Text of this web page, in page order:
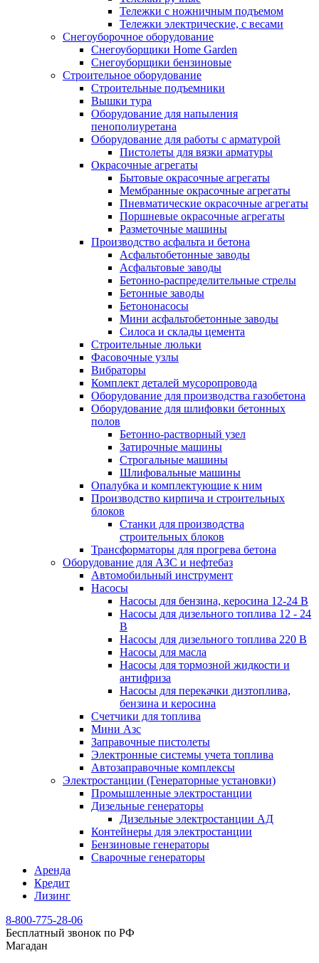
Тележки с ножничным подъемом
Тележки электрические, с весами
Снегоуборочное оборудование
Снегоуборщики Home Garden
Снегоуборщики бензиновые
Строительное оборудование
Cтроительные подъемники
Вышки тура
Оборудование для напыления
пенополиуретана
Оборудование для работы с арматурой
Пистолеты для вязки арматуры
Окрасочные агрегаты
Бытовые окрасочные агрегаты
Мембранные окрасочные агрегаты
Пневматические окрасочные агрегаты
Поршневые окрасочные агрегаты
Разметочные машины
Производство асфальта и бетона
Асфальтобетонные заводы
Асфальтовые заводы
Бетонно-распределительные стрелы
Бетонные заводы
Бетононасосы
Мини асфальтобетонные заводы
Силоса и склады цемента
Строительные люльки
Фасовочные узлы
Вибраторы
Комплект деталей мусоропровода
Оборудование для производства газобетона
Оборудование для шлифовки бетонных
полов
Бетонно-растворный узел
Затирочные машины
Строгальные машины
Шлифовальные машины
Опалубка и комплектующие к ним
Производство кирпича и строительных
блоков
Cтанки для производства
строительных блоков
Трансформаторы для прогрева бетона
Оборудование для АЗС и нефтебаз
Автомобильный инструмент
Насосы
Насосы для бензина, керосина 12-24 В
Насосы для дизельного топлива 12 - 24
В
Насосы для дизельного топлива 220 В
Насосы для масла
Насосы для тормозной жидкости и
антифриза
Насосы для перекачки дизтоплива,
бензина и керосина
Счетчики для топлива
Мини Азс
Заправочные пистолеты
Электронные системы учета топлива
Автозаправочные комплексы
Электростанции (Генераторные установки)
Промышленные электростанции
Дизельные генераторы
Дизельные электростанции АД
Контейнеры для электростанции
Бензиновые генераторы
Сварочные генераторы
Аренда
Кредит
Лизинг
8-800-775-28-06
Бесплатный звонок по РФ
Магадан